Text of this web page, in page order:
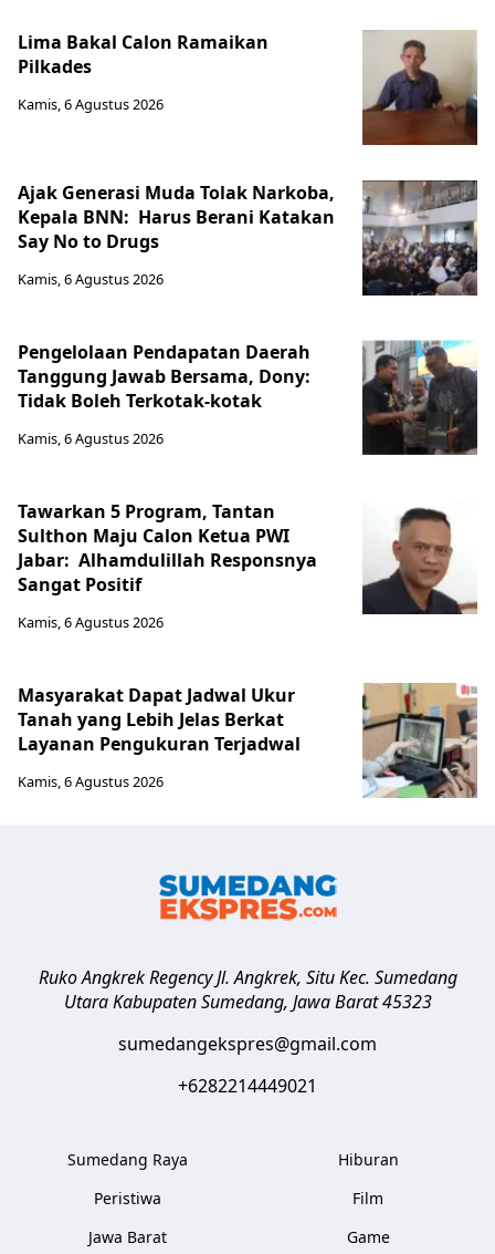
Lima Bakal Calon Ramaikan
Pilkades
Kamis, 6 Agustus 2026
Ajak Generasi Muda Tolak Narkoba,
Kepala BNN: Harus Berani Katakan
Say No to Drugs
Kamis, 6 Agustus 2026
Pengelolaan Pendapatan Daerah
Tanggung Jawab Bersama, Dony:
Tidak Boleh Terkotak-kotak
Kamis, 6 Agustus 2026
Tawarkan 5 Program, Tantan
Sulthon Maju Calon Ketua PWI
Jabar: Alhamdulillah Responsnya
Sangat Positif
Kamis, 6 Agustus 2026
Masyarakat Dapat Jadwal Ukur
Tanah yang Lebih Jelas Berkat
Layanan Pengukuran Terjadwal
Kamis, 6 Agustus 2026
Ruko Angkrek Regency Jl. Angkrek, Situ Kec. Sumedang
Utara Kabupaten Sumedang, Jawa Barat 45323
sumedangekspres@gmail.com
+6282214449021
Sumedang Raya
Peristiwa
Jawa Barat
Hiburan
Film
Game